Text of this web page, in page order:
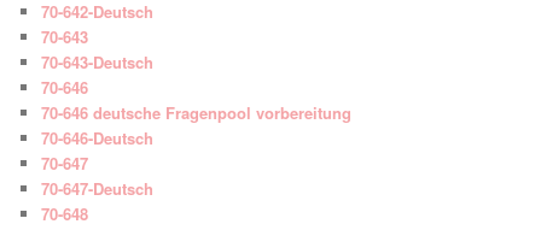
70-642-Deutsch
70-643
70-643-Deutsch
70-646
70-646 deutsche Fragenpool vorbereitung
70-646-Deutsch
70-647
70-647-Deutsch
70-648